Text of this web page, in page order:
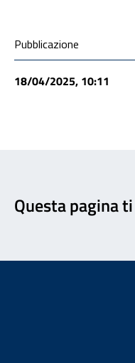
Condivisione
Pubblicazione
18/04/2025, 10:11
Questa pagina